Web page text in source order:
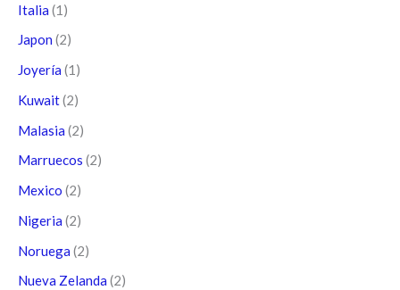
Italia (1)
Japon (2)
Joyería (1)
Kuwait(2)
Malasia (2)
Marruecos (2)
Mexico (2)
Nigeria (2)
Noruega (2)
Nueva Zelanda (2)